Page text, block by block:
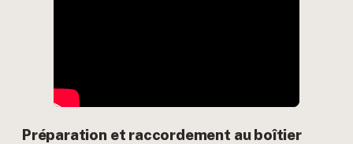
Préparation et raccordement au boîtier